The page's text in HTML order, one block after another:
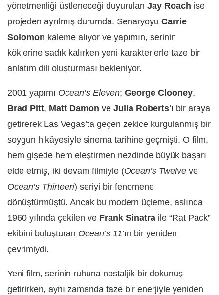
yönetmenliği üstleneceği duyurulan Jay Roach ise
projeden ayrılmış durumda. Senaryoyu Carrie
Solomon kaleme alıyor ve yapımın, serinin
köklerine sadık kalırken yeni karakterlerle taze bir
anlatım dili oluşturması bekleniyor.
2001 yapımı Ocean’s Eleven; George Clooney,
Brad Pitt, Matt Damon ve Julia Roberts’ı bir araya
getirerek Las Vegas’ta geçen zekice kurgulanmış bir
soygun hikâyesiyle sinema tarihine geçmişti. O film,
hem gişede hem eleştirmen nezdinde büyük başarı
elde etmiş, iki devam filmiyle (Ocean’s Twelve ve
Ocean’s Thirteen) seriyi bir fenomene
dönüştürmüştü. Ancak bu modern üçleme, aslında
1960 yılında çekilen ve Frank Sinatra ile “Rat Pack”
ekibini buluşturan Ocean’s 11’ın bir yeniden
çevrimiydi.
Yeni film, serinin ruhuna nostaljik bir dokunuş
getirirken, aynı zamanda taze bir enerjiyle yeniden